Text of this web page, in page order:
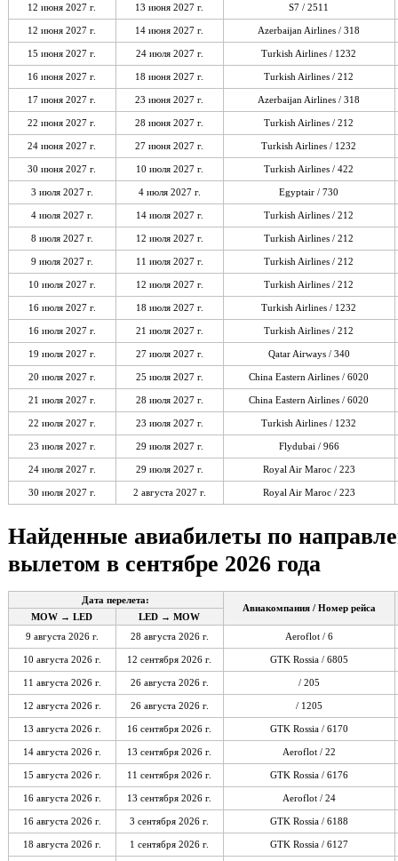
12 июня 2027 г. 13 июня 2027 г. S7 / 2511
12 июня 2027 г. 14 июня 2027 г. Azerbaijan Airlines / 318
15 июня 2027 г. 24 июля 2027 г. Turkish Airlines / 1232
16 июня 2027 г. 18 июня 2027 г. Turkish Airlines / 212
17 июня 2027 г. 23 июня 2027 г. Azerbaijan Airlines / 318
22 июня 2027 г. 28 июня 2027 г. Turkish Airlines / 212
24 июня 2027 г. 27 июня 2027 г. Turkish Airlines / 1232
30 июня 2027 г. 10 июля 2027 г. Turkish Airlines / 422
3 июля 2027 г. 4 июля 2027 г. Egyptair / 730
4 июля 2027 г. 14 июля 2027 г. Turkish Airlines / 212
8 июля 2027 г. 12 июля 2027 г. Turkish Airlines / 212
9 июля 2027 г. 11 июля 2027 г. Turkish Airlines / 212
10 июля 2027 г. 12 июля 2027 г. Turkish Airlines / 212
16 июля 2027 г. 18 июля 2027 г. Turkish Airlines / 1232
16 июля 2027 г. 21 июля 2027 г. Turkish Airlines / 212
19 июля 2027 г. 27 июля 2027 г. Qatar Airways / 340
20 июля 2027 г. 25 июля 2027 г. China Eastern Airlines / 6020
21 июля 2027 г. 28 июля 2027 г. China Eastern Airlines / 6020
22 июля 2027 г. 23 июля 2027 г. Turkish Airlines / 1232
23 июля 2027 г. 29 июля 2027 г. Flydubai / 966
24 июля 2027 г. 29 июля 2027 г. Royal Air Maroc / 223
30 июля 2027 г. 2 августа 2027 г. Royal Air Maroc / 223
Найденные авиабилеты по
вылетом в сентябре 2026 года
Дата перелета:
Авиакомпания / Номер рейса
MOW → LED
LED → MOW
9 августа 2026 г.
28 августа 2026 г. Aeroflot / 6
10 августа 2026 г. 12 сентября 2026 г. GTK Rossia / 6805
11 августа 2026 г. 26 августа 2026 г. / 205
12 августа 2026 г. 26 августа 2026 г. / 1205
13 августа 2026 г. 16 сентября 2026 г. GTK Rossia / 6170
14 августа 2026 г. 13 сентября 2026 г. Aeroflot / 22
15 августа 2026 г. 11 сентября 2026 г. GTK Rossia / 6176
16 августа 2026 г. 13 сентября 2026 г. Aeroflot / 24
16 августа 2026 г. 3 сентября 2026 г. GTK Rossia / 6188
18 августа 2026 г. 1 сентября 2026 г. GTK Rossia / 6127